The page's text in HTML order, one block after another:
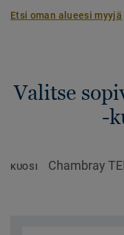
Etsi oman alueesi myyjä
Valitse
-
KUOSI Chambray